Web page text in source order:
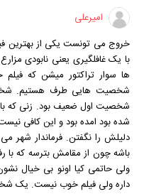
امیرعلی
خروج می تونست یکی از بهترین
با یک غافلگیری یعنی نابودی
ها سوار تراکتور میشن که
شخصیت هایی طرف هستیم.
شخصیت اول ضعیف بود. زنی که
شده بود امده بود و این کافی
دلیلش را نگفتن. فرماندار
باشه چون از مقامش بترسه که
ولی حاتمی کیا اونو بی خیال
داره ولی فیلم خوب نیست. یک